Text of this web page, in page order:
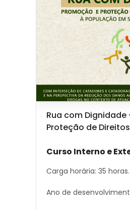
Image de cours
Nom du cours
Rua com
Proteção de
Curso Interno e
Carga horária: 35 horas.
Ano de